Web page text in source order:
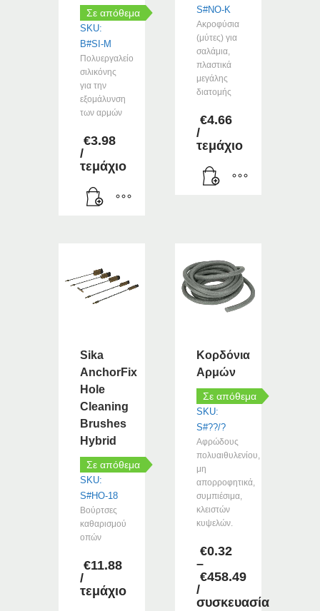
Σε απόθεμα
SKU:
B#SI-M
Πολυεργαλείο
σιλικόνης
για την
εξομάλυνση
των αρμών
€3.98
/
τεμάχιο
S#NO-K
Ακροφύσια
(μύτες) για
σαλάμια,
πλαστικά
μεγάλης
διατομής
€4.66
/
τεμάχιο
Sika
AnchorFix
Hole
Cleaning
Brushes
Hybrid
Σε απόθεμα
SKU:
S#HO-18
Βούρτσες
καθαρισμού
οπών
€11.88
/
τεμάχιο
Κορδόνια
Αρμών
Σε απόθεμα
SKU:
S#??/?
Αφρώδους
πολυαιθυλενίου,
μη
απορροφητικά,
συμπιέσιμα,
κλειστών
κυψελών.
€0.32
–
€458.49
Price
range:
/
συσκευασία